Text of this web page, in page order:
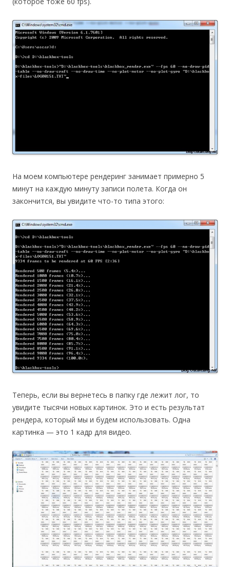
На моем компьютере рендеринг занимает примерно 5
минут на каждую минуту записи полета. Когда он
закончится, вы увидите что-то типа этого:
Теперь, если вы вернетесь в папку где лежит лог, то
увидите тысячи новых картинок. Это и есть результат
рендера, который мы и будем использовать. Одна
картинка — это 1 кадр для видео.